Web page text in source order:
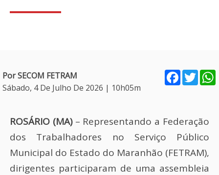
Por SECOM FETRAM
Sábado, 4 De Julho De 2026 | 10h05m
Facebook
ROSÁRIO (MA)– Representando a Federação
dos Trabalhadores no Serviço Público
Municipal do Estado do Maranhão (FETRAM),
dirigentes participaram de uma assembleia